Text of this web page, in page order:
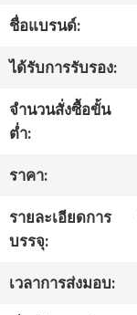
กับ
เรา
ทัวร์
โรงงาน
ควบคุม
คุณภาพ
ชื่อแบรนด์:
ได้รับการรับรอง:
จำนวนสั่งซื้อขั้น
ต่ำ:
ราคา:
รายละเอียดการ
บรรจุ:
เวลาการส่งมอบ: